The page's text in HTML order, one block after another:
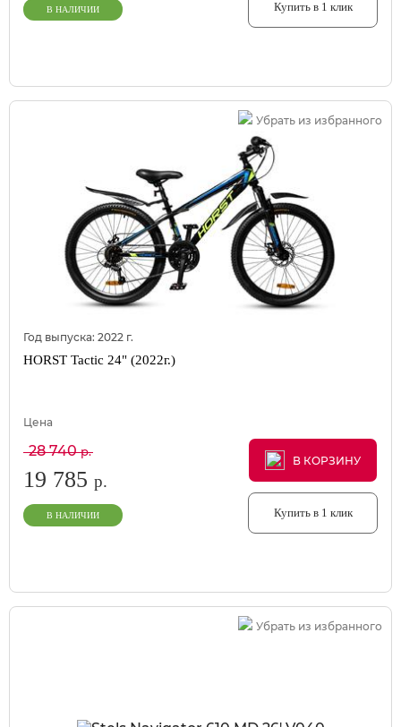
В НАЛИЧИИ Купить в 1 клик
Убрать из избранного
Год выпуска: 2022 г.
HORST Tactic 24" (2022г.)
Цена
28 740р.
19 785 р.
В НАЛИЧИИ
В КОРЗИНУ
В КОРЗИНУ
В КОРЗИНУ
Купить в 1 клик
Убрать из избранного